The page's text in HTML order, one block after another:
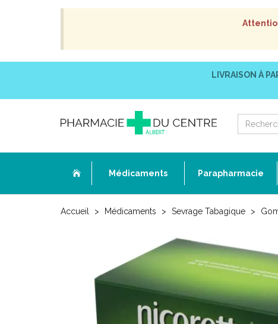
LIVRAISON À
Médicaments Parapharmacie
Accueil Médicaments Sevrage Tabagique